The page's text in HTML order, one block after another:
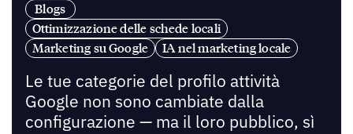
Blogs
Ottimizzazione delle schede locali
Marketing su Google
IA nel marketing locale
Le tue categorie del profilo attività
Google non sono cambiate dalla
configurazione — ma il loro pubblico, sì